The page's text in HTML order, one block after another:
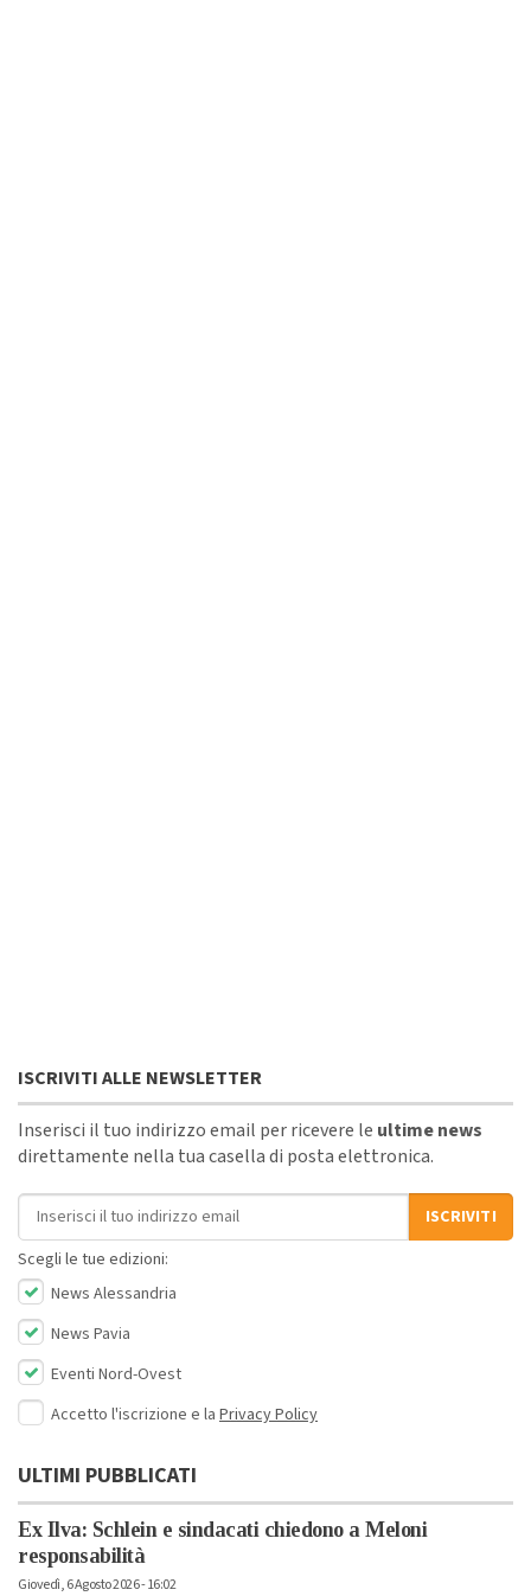
ISCRIVITI ALLE NEWSLETTER
Inserisci il tuo indirizzo email per ricevere le ultime news
direttamente nella tua casella di posta elettronica.
Indirizzo email
ISCRIVITI
Scegli le tue edizioni:
News Alessandria
News Pavia
Eventi Nord-Ovest
Accetto l'iscrizione e la Privacy Policy
ULTIMI PUBBLICATI
Ex Ilva: Schlein e sindacati chiedono a Meloni
responsabilità
Giovedì, 6 Agosto 2026 - 16:02